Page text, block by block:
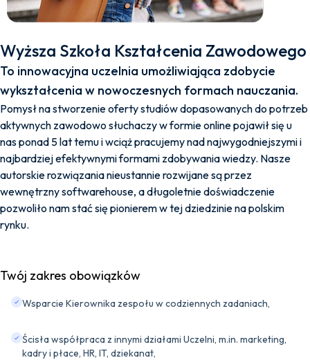
Wyższa Szkoła Kształcenia Zawodowego
To innowacyjna uczelnia umożliwiająca zdobycie
wykształcenia w nowoczesnych formach nauczania.
Pomysł na stworzenie oferty studiów dopasowanych do potrzeb
aktywnych zawodowo słuchaczy w formie online pojawił się u
nas ponad 5 lat temu i wciąż pracujemy nad najwygodniejszymi i
najbardziej efektywnymi formami zdobywania wiedzy. Nasze
autorskie rozwiązania nieustannie rozwijane są przez
wewnętrzny softwarehouse, a długoletnie doświadczenie
pozwoliło nam stać się pionierem w tej dziedzinie na polskim
rynku.
Twój zakres obowiązków
Wsparcie Kierownika zespołu w codziennych zadaniach,
Ścisła współpraca z innymi działami Uczelni, m.in. marketing,
kadry i płace, HR, IT, dziekanat,